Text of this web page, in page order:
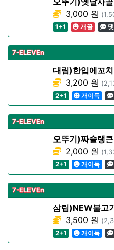
3,000 원
1+1
개꿀
7-ELEVEn
대림)한입에꼬
3,200 원
2+1
개이득
7-ELEVEn
오뚜기)짜슐랭
2,000 원
2+1
개이득
7-ELEVEn
삼립)NEW불고
3,500 원
2+1
개이득